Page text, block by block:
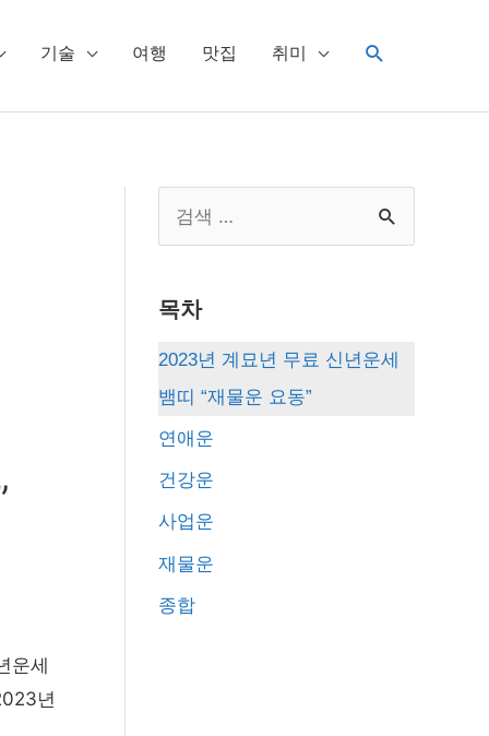
기술 여행 맛집 취미
검
운세
년
e
r
c
h
f
목차
2023년 계묘년 무료 신년운세
뱀띠 “재물운 요동”
연애운
건강운
사업운
재물운
종합